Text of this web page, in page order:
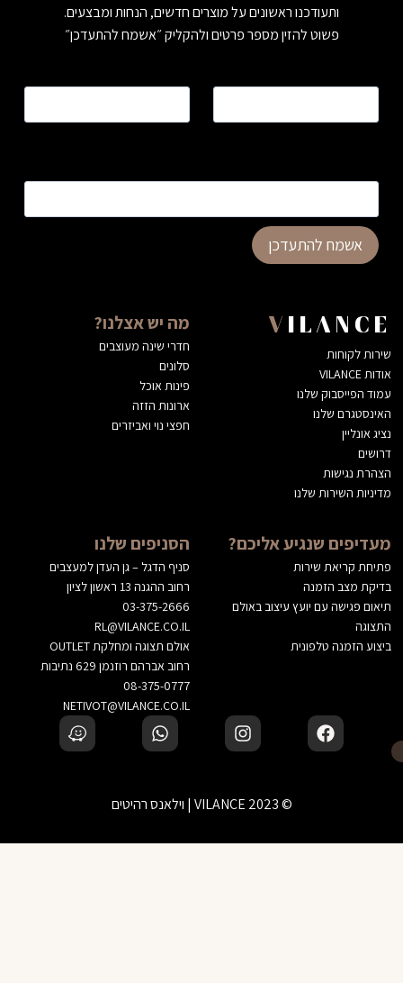
ותעודכנו ראשונים על מוצרים חדשים, הנחות ומבצעים.
פשוט להזין מספר פרטים ולהקליק ״אשמח להתעדכן״
אשמח להתעדכן
VILANCE
שירות לקוחות
אודות VILANCE
עמוד הפייסבוק שלנו
האינסטגרם שלנו
נציג אונליין
דרושים
הצהרת נגישות
מדיניות השירות שלנו
מה יש אצלנו?
חדרי שינה מעוצבים
סלונים
פינות אוכל
ארונות הזזה
חפצי נוי ואביזרים
מעדיפים שנגיע אליכם?
פתיחת קריאת שירות
בדיקת מצב הזמנה
תיאום פגישה עם יועץ עיצוב באולם
התצוגה
ביצוע הזמנה טלפונית
הסניפים שלנו
סניף הדגל – גן העדן למעצבים
רחוב ההגנה 13 ראשון לציון
03-375-2666
RL@VILANCE.CO.IL
אולם תצוגה ומחלקת OUTLET
רחוב אברהם רוזנמן 629 נתיבות
08-375-0777
NETIVOT@VILANCE.CO.IL
© 2023 VILANCE | וילאנס רהיטים